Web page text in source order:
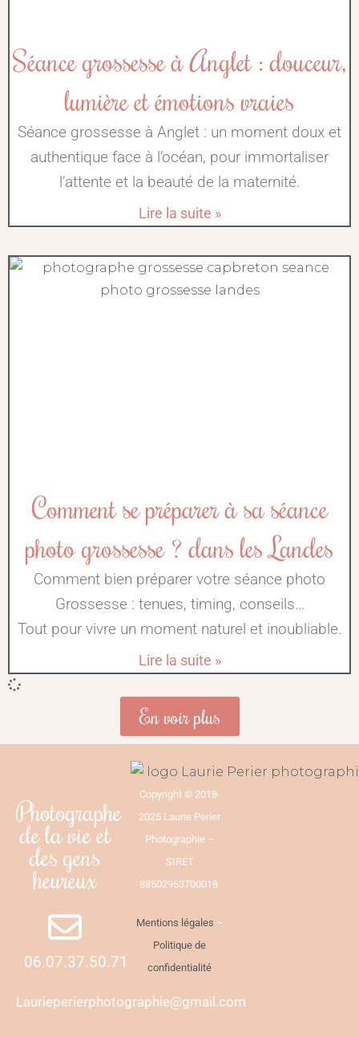
Séance grossesse à Anglet : douceur,
lumière et émotions vraies
Séance grossesse à Anglet : un moment doux et
authentique face à l’océan, pour immortaliser
l’attente et la beauté de la maternité.
Lire la suite »
Comment se préparer à sa séance
photo grossesse ? dans les Landes
Comment bien préparer votre séance photo
Grossesse : tenues, timing, conseils…
Tout pour vivre un moment naturel et inoubliable.
Lire la suite »
En voir plus
Photographe
de la vie et
des gens
heureux
06.07.37.50.71
Laurieperierphotographie@gmail.com
Copyright © 2018-
2025 Laurie Perier
Photographie –
SIRET
88502963700018
Mentions légales –
Politique de
confidentialité